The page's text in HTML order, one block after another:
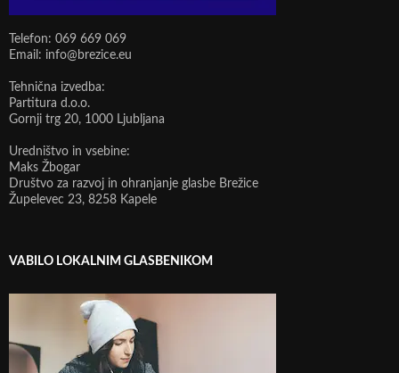
Telefon: 069 669 069
Email: info@brezice.eu
Tehnična izvedba:
Partitura d.o.o.
Gornji trg 20, 1000 Ljubljana
Uredništvo in vsebine:
Maks Žbogar
Društvo za razvoj in ohranjanje glasbe Brežice
Župelevec 23, 8258 Kapele
VABILO LOKALNIM GLASBENIKOM